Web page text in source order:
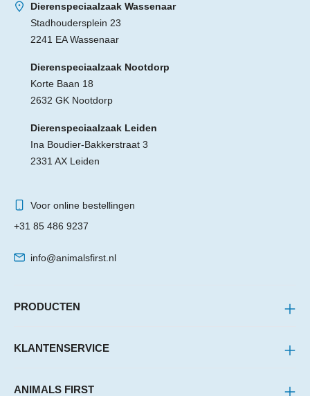
Dierenspeciaalzaak Wassenaar
Stadhoudersplein 23
2241 EA Wassenaar
Dierenspeciaalzaak Nootdorp
Korte Baan 18
2632 GK Nootdorp
Dierenspeciaalzaak Leiden
Ina Boudier-Bakkerstraat 3
2331 AX Leiden
Voor online bestellingen
+31 85 486 9237
info@animalsfirst.nl
PRODUCTEN
KLANTENSERVICE
ANIMALS FIRST